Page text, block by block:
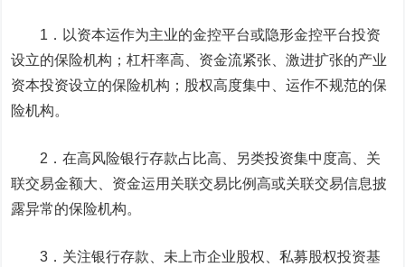
1．以资本运作为主业的金控平台或隐形金控平台投资
设立的保险机构；杠杆率高、资金流紧张、激进扩张的产业
资本投资设立的保险机构；股权高度集中、运作不规范的保
险机构。
2．在高风险银行存款占比高、另类投资集中度高、关
联交易金额大、资金运用关联交易比例高或关联交易信息披
露异常的保险机构。
3．关注银行存款、未上市企业股权、私募股权投资基